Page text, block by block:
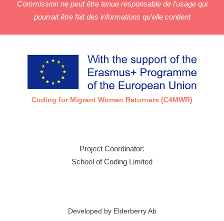
Commission ne peut être tenue responsable de l'usage qui
pourrait être fait des informations qu'elle contient
Coding for Migrant Women Returners (C4MWR)
Project Coordinator:
School of Coding Limited
Developed by Elderberry Ab